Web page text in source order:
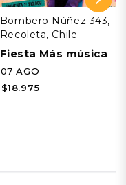
Bombero Núñez 343,
Recoleta, Chile
Fiesta Más música
07 AGO
$18.975